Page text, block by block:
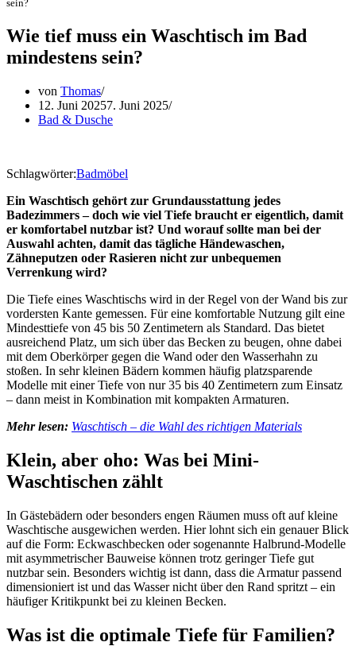
sein?
Wie tief muss ein Waschtisch im Bad
mindestens sein?
von Thomas
12. Juni 20257. Juni 2025
Bad & Dusche
Schlagwörter:Badmöbel
Ein Waschtisch gehört zur Grundausstattung jedes
Badezimmers – doch wie viel Tiefe braucht er eigentlich, damit
er komfortabel nutzbar ist? Und worauf sollte man bei der
Auswahl achten, damit das tägliche Händewaschen,
Zähneputzen oder Rasieren nicht zur unbequemen
Verrenkung wird?
Die Tiefe eines Waschtischs wird in der Regel von der Wand bis zur
vordersten Kante gemessen. Für eine komfortable Nutzung gilt eine
Mindesttiefe von 45 bis 50 Zentimetern als Standard. Das bietet
ausreichend Platz, um sich über das Becken zu beugen, ohne dabei
mit dem Oberkörper gegen die Wand oder den Wasserhahn zu
stoßen. In sehr kleinen Bädern kommen häufig platzsparende
Modelle mit einer Tiefe von nur 35 bis 40 Zentimetern zum Einsatz
– dann meist in Kombination mit kompakten Armaturen.
Mehr lesen: Waschtisch – die Wahl des richtigen Materials
Klein, aber oho: Was bei Mini-
Waschtischen zählt
In Gästebädern oder besonders engen Räumen muss oft auf kleine
Waschtische ausgewichen werden. Hier lohnt sich ein genauer Blick
auf die Form: Eckwaschbecken oder sogenannte Halbrund-Modelle
mit asymmetrischer Bauweise können trotz geringer Tiefe gut
nutzbar sein. Besonders wichtig ist dann, dass die Armatur passend
dimensioniert ist und das Wasser nicht über den Rand spritzt – ein
häufiger Kritikpunkt bei zu kleinen Becken.
Was ist die optimale Tiefe für Familien?